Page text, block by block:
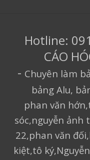
Hotline:
CÁO
- Chuyên làm
bảng Alu,
phan văn
sóc,nguyễn ảnh
22,phan văn
kiệt,tô